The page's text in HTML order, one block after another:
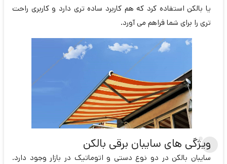
یا بالکن استفاده کرد که هم کاربرد ساده تری دارد و کاربری راحت
تری را برای شما فراهم می آورد.
ویژگی های سایبان برقی بالکن
سایبان بالکن در دو نوع دستی و اتوماتیک در بازار وجود دارد.